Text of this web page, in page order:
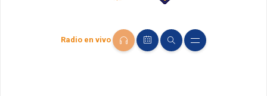
Radio en vivo